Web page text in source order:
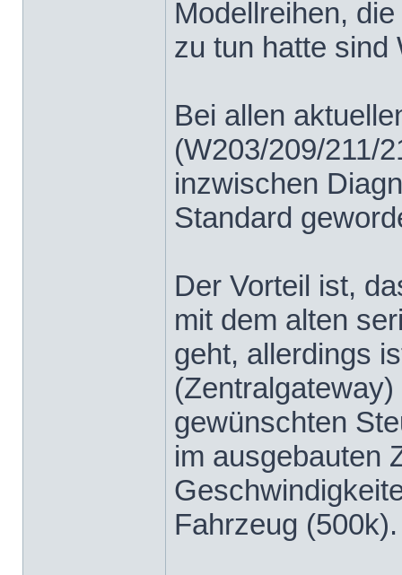
Modellreihen,
zu tun hatte sind
Bei allen
(W203/209/211/
inzwischen
Standard
Der Vorteil ist,
mit dem alten
geht, allerdings
gewünschten
im ausgebauten
Fahrzeug (500k).